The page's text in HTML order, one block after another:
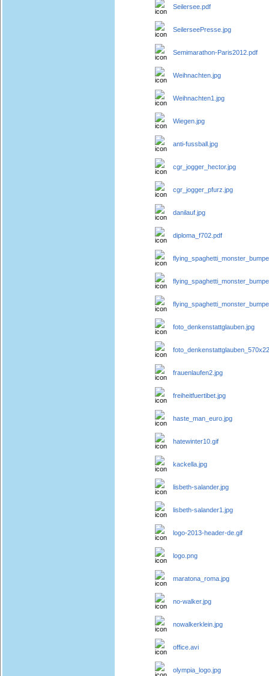
Seilersee.pdf
SeilerseePresse.jpg
Semimarathon-Paris2012.pdf
Weihnachten.jpg
Weihnachten1.jpg
Wiegen.jpg
anti-fussball.jpg
cgr_jogger_hector.jpg
cgr_jogger_pfurz.jpg
danilauf.jpg
diploma_f702.pdf
foto_denkenstattglauben.jpg
frauenlaufen2.jpg
freiheitfuertibet.jpg
haste_man_euro.jpg
hatewinter10.gif
kackella.jpg
lisbeth-salander.jpg
lisbeth-salander1.jpg
logo-2013-header-de.gif
logo.png
maratona_roma.jpg
no-walker.jpg
nowalkerklein.jpg
office.avi
olympia_logo.jpg